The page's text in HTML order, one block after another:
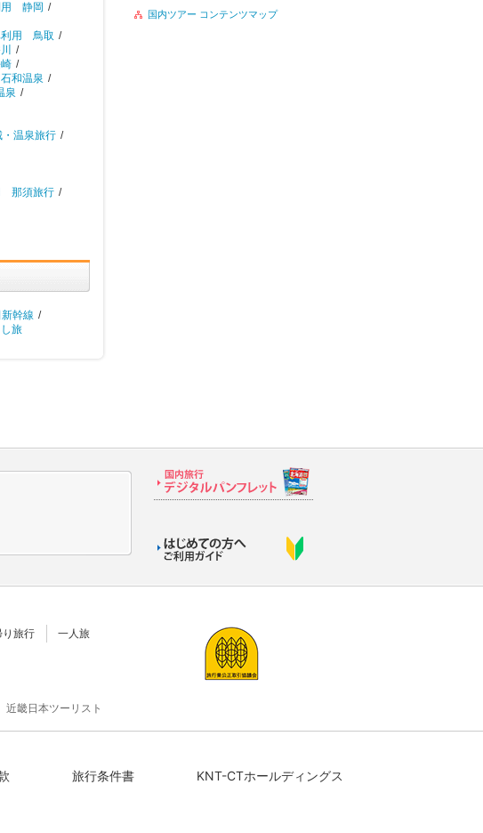
用 静岡 /
利用 鳥取 /
/
/
和温泉 /
泉 /
温泉旅行 /
那須旅行 /
幹線 /
旅
国内ツアー コンテンツマップ
り旅行 一人旅
畿日本ツーリスト
旅行条件書 KNT-CTホールディングス